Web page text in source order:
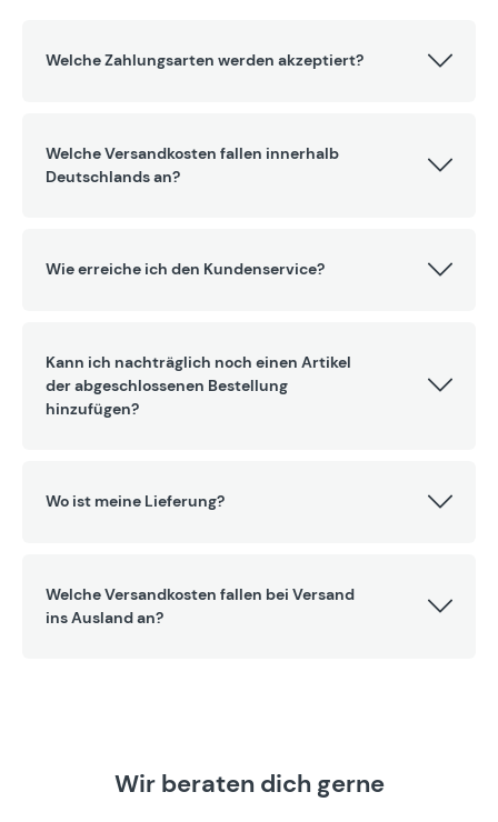
Welche Zahlungsarten werden akzeptiert?
Welche Versandkosten fallen innerhalb
Deutschlands an?
Wie erreiche ich den Kundenservice?
Kann ich nachträglich noch einen Artikel
der abgeschlossenen Bestellung
hinzufügen?
Wo ist meine Lieferung?
Welche Versandkosten fallen bei Versand
ins Ausland an?
Wir beraten dich gerne